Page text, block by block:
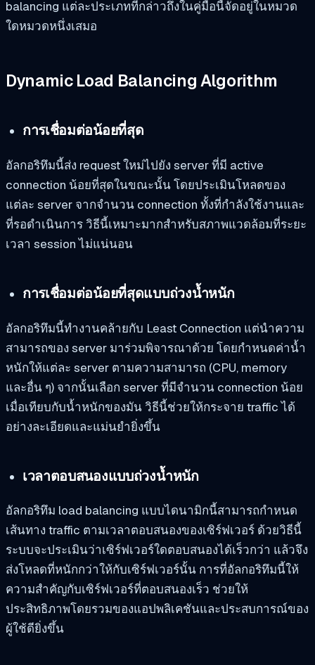
balancing แต่ละประเภทที่กล่าวถึงในคู่มือนี้จัดอยู่ในหมวด
ใดหมวดหนึ่งเสมอ
Dynamic Load Balancing Algorithm
การเชื่อมต่อน้อยที่สุด
อัลกอริทึมนี้ส่ง request ใหม่ไปยัง server ที่มี active
connection น้อยที่สุดในขณะนั้น โดยประเมินโหลดของ
แต่ละ server จากจำนวน connection ทั้งที่กำลังใช้งานและ
ที่รอดำเนินการ วิธีนี้เหมาะมากสำหรับสภาพแวดล้อมที่ระยะ
เวลา session ไม่แน่นอน
การเชื่อมต่อน้อยที่สุดแบบถ่วงน้ำหนัก
อัลกอริทึมนี้ทำงานคล้ายกับ Least Connection แต่นำความ
สามารถของ server มาร่วมพิจารณาด้วย โดยกำหนดค่าน้ำ
หนักให้แต่ละ server ตามความสามารถ (CPU, memory
และอื่น ๆ) จากนั้นเลือก server ที่มีจำนวน connection น้อย
เมื่อเทียบกับน้ำหนักของมัน วิธีนี้ช่วยให้กระจาย traffic ได้
อย่างละเอียดและแม่นยำยิ่งขึ้น
เวลาตอบสนองแบบถ่วงน้ำหนัก
อัลกอริทึม load balancing แบบไดนามิกนี้สามารถกำหนด
เส้นทาง traffic ตามเวลาตอบสนองของเซิร์ฟเวอร์ ด้วยวิธีนี้
ระบบจะประเมินว่าเซิร์ฟเวอร์ใดตอบสนองได้เร็วกว่า แล้วจึง
ส่งโหลดที่หนักกว่าให้กับเซิร์ฟเวอร์นั้น การที่อัลกอริทึมนี้ให้
ความสำคัญกับเซิร์ฟเวอร์ที่ตอบสนองเร็ว ช่วยให้
ประสิทธิภาพโดยรวมของแอปพลิเคชันและประสบการณ์ของ
ผู้ใช้ดียิ่งขึ้น